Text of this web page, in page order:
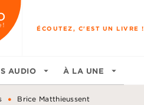
ÉCOUTEZ, C'EST UN LIVRE !
AUDIO arrow_drop_down À LA UNE arrow_drop_down
• Brice Matthieussent